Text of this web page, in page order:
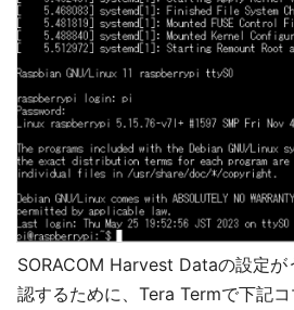
SORACOM Harvest Dataの設定が
認するために、Tera Termで下記